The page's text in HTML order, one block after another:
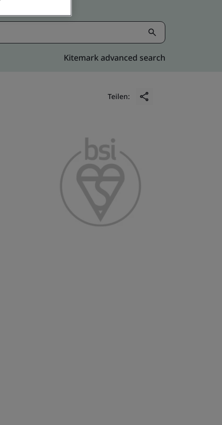
Kitemark advanced search
Teilen: